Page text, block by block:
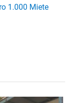
1.000 Miete